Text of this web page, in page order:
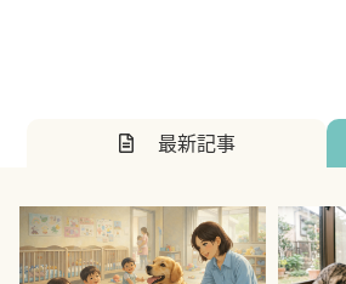
最新記事